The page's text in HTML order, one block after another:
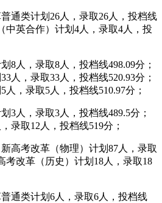
通类计划26人，录取26人，投档线
中英合作）计划4人，录取4人，投
8人，录取8人，投档线498.09分；
人，录取33人，投档线520.93分；
，录取5人，投档线510.97分；
3人，录取3人，投档线489.5分；
录取12人，投档线519分；
高考改革（物理）计划87人，录取
考改革（历史）计划18人，录取18
通类计划6人，录取6人，投档线